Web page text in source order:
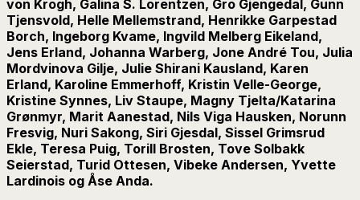
von Krogh, Galina S. Lorentzen, Gro Gjengedal, Gunn
Tjensvold, Helle Mellemstrand, Henrikke Garpestad
Borch, Ingeborg Kvame, Ingvild Melberg Eikeland,
Jens Erland, Johanna Warberg, Jone André Tou, Julia
Mordvinova Gilje, Julie Shirani Kausland, Karen
Erland, Karoline Emmerhoff, Kristin Velle-George,
Kristine Synnes, Liv Staupe, Magny Tjelta/Katarina
Grønmyr, Marit Aanestad, Nils Viga Hausken, Norunn
Fresvig, Nuri Sakong, Siri Gjesdal, Sissel Grimsrud
Ekle, Teresa Puig, Torill Brosten, Tove Solbakk
Seierstad, Turid Ottesen, Vibeke Andersen, Yvette
Lardinois og Åse Anda.